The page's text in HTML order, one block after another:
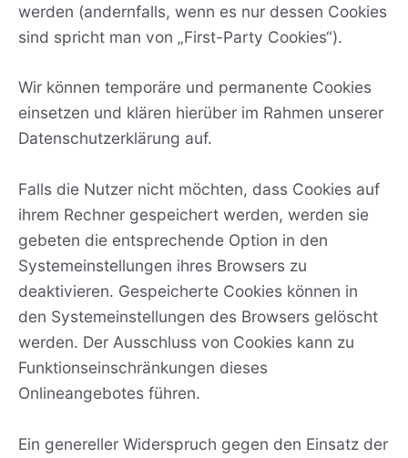
werden (andernfalls, wenn es nur dessen Cookies
sind spricht man von „First-Party Cookies“).
Wir können temporäre und permanente Cookies
einsetzen und klären hierüber im Rahmen unserer
Datenschutzerklärung auf.
Falls die Nutzer nicht möchten, dass Cookies auf
ihrem Rechner gespeichert werden, werden sie
gebeten die entsprechende Option in den
Systemeinstellungen ihres Browsers zu
deaktivieren. Gespeicherte Cookies können in
den Systemeinstellungen des Browsers gelöscht
werden. Der Ausschluss von Cookies kann zu
Funktionseinschränkungen dieses
Onlineangebotes führen.
Ein genereller Widerspruch gegen den Einsatz der